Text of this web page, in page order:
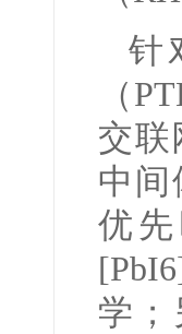
针
（
交联
中间
优
学；